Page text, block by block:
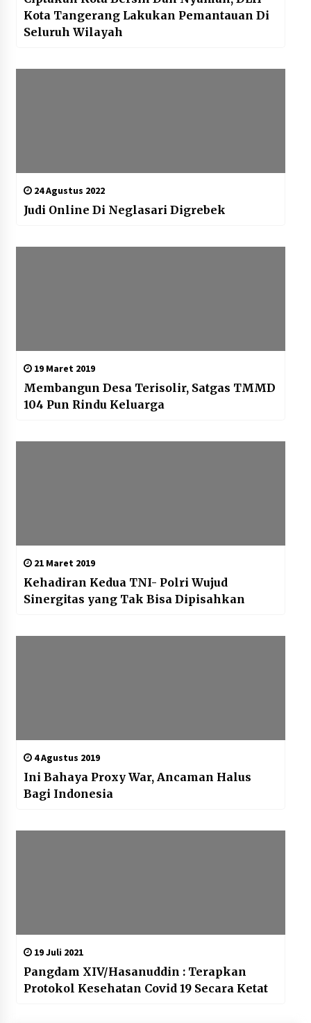
Kota Tangerang Lakukan Pemantauan Di
Seluruh Wilayah
24 Agustus 2022
Judi Online Di Neglasari Digrebek
19 Maret 2019
Membangun Desa Terisolir, Satgas TMMD
104 Pun Rindu Keluarga
21 Maret 2019
Kehadiran Kedua TNI- Polri Wujud
Sinergitas yang Tak Bisa Dipisahkan
4 Agustus 2019
Ini Bahaya Proxy War, Ancaman Halus
Bagi Indonesia
19 Juli 2021
Pangdam XIV/Hasanuddin : Terapkan
Protokol Kesehatan Covid 19 Secara Ketat